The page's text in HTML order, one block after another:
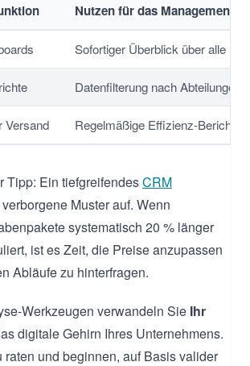
Nutzen für das Management
Sofortiger Überblick über alle
Datenfilterung nach
Versand Regelmäßige Effizienz-Berichte
Tipp: Ein tiefgreifendesCRM
Muster auf. Wenn
systematisch 20 % länger
ist es Zeit, die Preise anzupassen
Abläufe zu hinterfragen.
Werkzeugen verwandeln Sie Ihr
digitale Gehirn Ihres Unternehmens.
raten und beginnen, auf Basis valider